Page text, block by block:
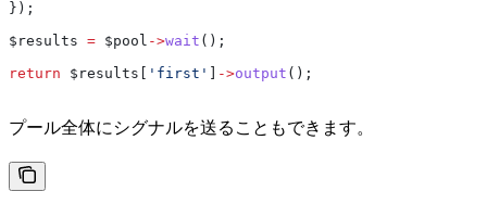
});
$results = $pool ->wait ();
return $results 'first' ->output ();
プール全体にシグナルを送ることもできます。